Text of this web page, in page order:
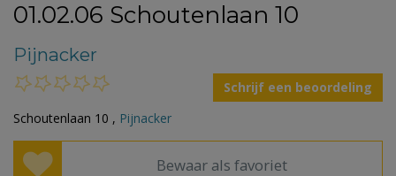
01.02.06 Schoutenlaan 10
Pijnacker
Schrijf een beoordeling
Schoutenlaan 10 , Pijnacker
Bewaar als favoriet